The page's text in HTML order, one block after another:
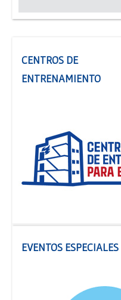
CENTROS DE
ENTRENAMIENTO
Los Centros de
EVENTOS ESPECIALES